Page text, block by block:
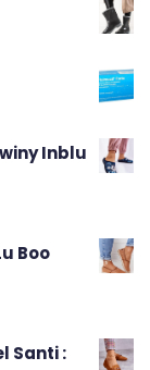
Inblu
Boo
Santi :